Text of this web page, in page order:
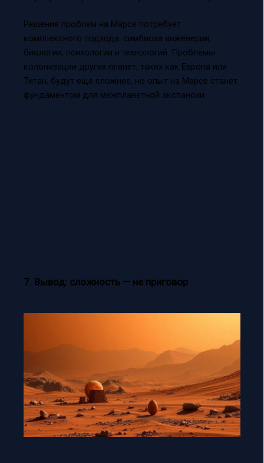
Решение проблем на Марсе потребует
комплексного подхода: симбиоза инженерии,
биологии, психологии и технологий. Проблемы
колонизации других планет, таких как Европа или
Титан, будут еще сложнее, но опыт на Марсе станет
фундаментом для межпланетной экспансии.
7. Вывод: сложность — не приговор